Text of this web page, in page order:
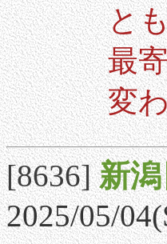
と
最
変
[8636]新
2025/05/